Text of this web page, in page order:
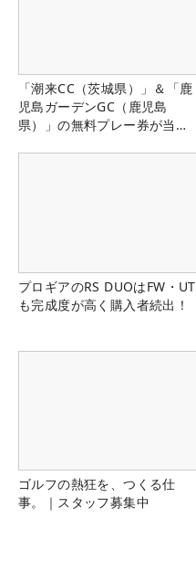
「潮来CC（茨城県）」＆「鹿
児島ガーデンGC（鹿児島
県）」の無料プレー券が当た
プロギアのRS DUOはFW・UT
も完成度が高く購入者続出！
ゴルフの熱狂を、つくる仕
事。｜スタッフ募集中